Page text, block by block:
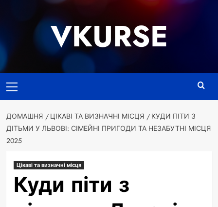
VKURSE
меню
ДОМАШНЯ ЦІКАВІ ТА ВИЗНАЧНІ МІСЦЯ
КУДИ ПІТИ З
ДІТЬМИ У ЛЬВОВІ: СІМЕЙНІ ПРИГОДИ ТА НЕЗАБУТНІ МІСЦЯ
2025
Цікаві та визначні місця
Куди піти з